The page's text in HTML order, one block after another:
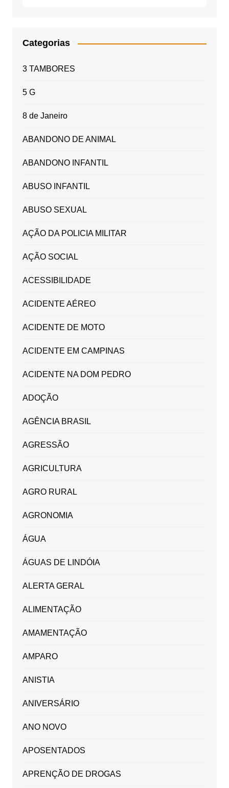
Categorias
3 TAMBORES
5 G
8 de Janeiro
ABANDONO DE ANIMAL
ABANDONO INFANTIL
ABUSO INFANTIL
ABUSO SEXUAL
AÇÃO DA POLICIA MILITAR
AÇÃO SOCIAL
ACESSIBILIDADE
ACIDENTE AÉREO
ACIDENTE DE MOTO
ACIDENTE EM CAMPINAS
ACIDENTE NA DOM PEDRO
ADOÇÃO
AGÊNCIA BRASIL
AGRESSÃO
AGRICULTURA
AGRO RURAL
AGRONOMIA
ÁGUA
ÁGUAS DE LINDÓIA
ALERTA GERAL
ALIMENTAÇÃO
AMAMENTAÇÃO
AMPARO
ANISTIA
ANIVERSÁRIO
ANO NOVO
APOSENTADOS
APRENÇÃO DE DROGAS